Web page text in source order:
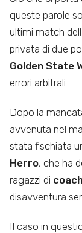
queste parole
ultimi match
privata di due
Golden State
errori arbitrali.
Dopo la
avvenuta nel
stata fischiata
Herro, che ha
ragazzi di
disavventura
Il caso in